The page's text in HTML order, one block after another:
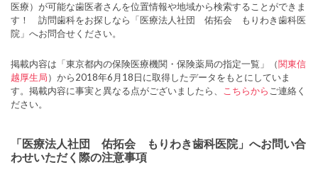
医療）が可能な歯医者さんを位置情報や地域から検索することができま
す！ 訪問歯科をお探しなら「医療法人社団 佑拓会 もりわき歯科医
院」へお問合せください。
掲載内容は「東京都内の保険医療機関・保険薬局の指定一覧」（関東信
越厚生局）から2018年6月18日に取得したデータをもとにしていま
す。掲載内容に事実と異なる点がございましたら、
こちらから ご連絡く
ださい。
「医療法人社団 佑拓会 もりわき歯科医院」へお問い合
わせいただく際の注意事項